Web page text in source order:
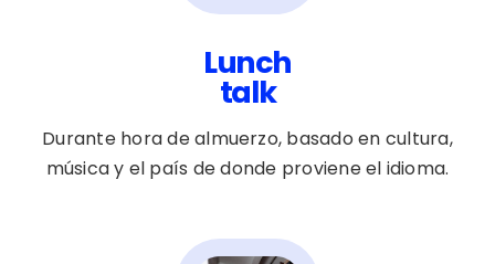
Lunch
talk
Durante hora de almuerzo, basado en cultura,
música y el país de donde proviene el idioma.